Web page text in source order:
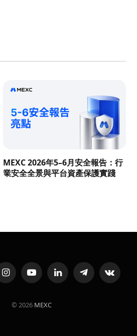
MEXC 2026年5–6月安全報告：行
業安全全景與平台資產保護實踐
InstagramYouTubeLinkedInTelegramVKontakte
© 2026 MEXC